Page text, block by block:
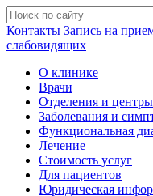
Контакты Запись на
слабовидящих
О клинике
Врачи
Отделения и центры
Заболевания и
Функциональная
Лечение
Стоимость услуг
Для пациентов
Юридическая